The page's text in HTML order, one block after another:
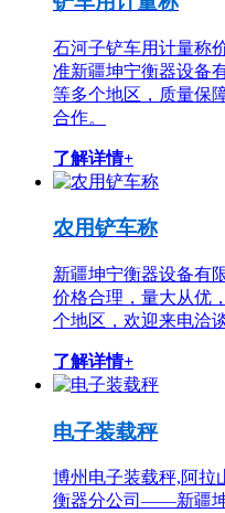
石河子铲车用计量称
准新疆坤宁衡器设备
等多个地区，质量保
合作。
了解详情+
农用铲车称
新疆坤宁衡器设备有
价格合理，量大从优
个地区，欢迎来电洽
了解详情+
电子装载秤
博州电子装载秤,阿拉
衡器分公司——新疆